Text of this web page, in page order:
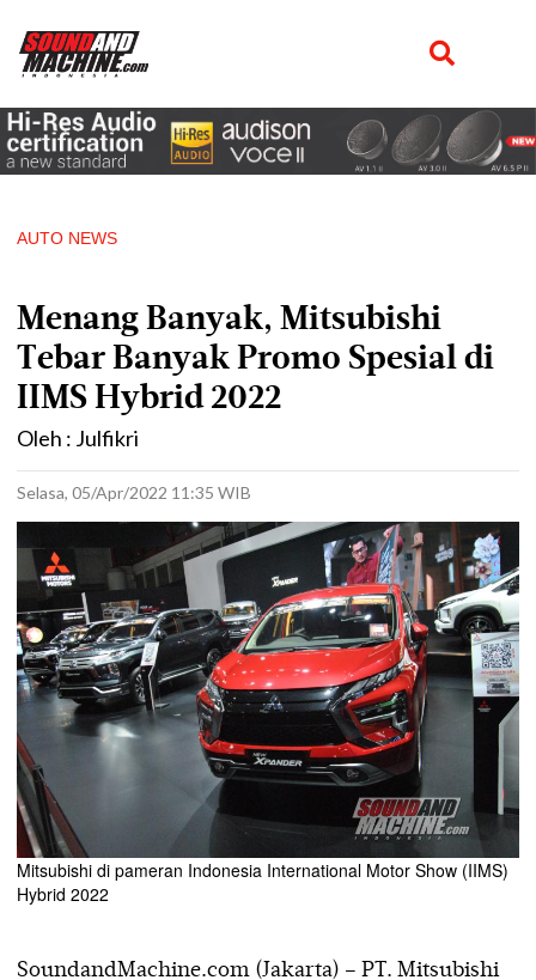
AUTO NEWS
Menang Banyak, Mitsubishi
Tebar Banyak Promo Spesial di
IIMS Hybrid 2022
Oleh : Julfikri
Selasa, 05/Apr/2022 11:35 WIB
Mitsubishi di pameran Indonesia International Motor Show (IIMS)
Hybrid 2022
SoundandMachine.com (Jakarta) – PT. Mitsubishi